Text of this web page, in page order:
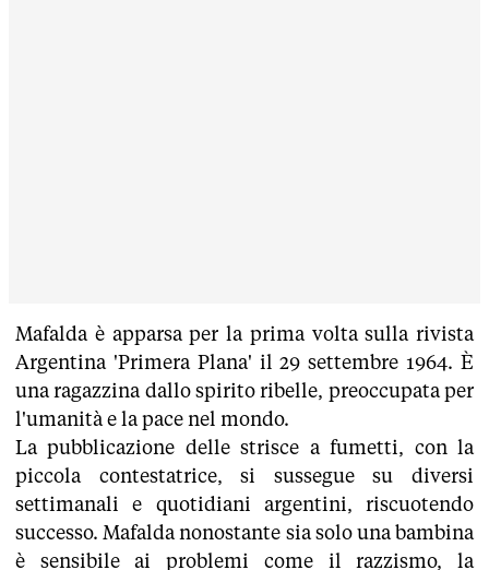
Mafalda è apparsa per la prima volta sulla rivista
Argentina 'Primera Plana' il 29 settembre 1964. È
una ragazzina dallo spirito ribelle, preoccupata per
l'umanità e la pace nel mondo.
La pubblicazione delle strisce a fumetti, con la
piccola contestatrice, si sussegue su diversi
settimanali e quotidiani argentini, riscuotendo
successo. Mafalda nonostante sia solo una bambina
è sensibile ai problemi come il razzismo, la